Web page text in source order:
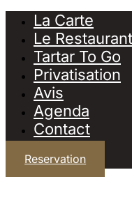
La Carte
Le Restaurant
Tartar To Go
Privatisation
Avis
Agenda
Contact
Reservation